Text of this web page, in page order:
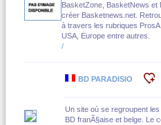
BasketZone, BasketNews
créer Basketnews.net.
à travers les rubriques
USA, Europe entre autres.
/
BD PARADISIO
Un site où se regroupent
BD franÃ§aise et belge. Le